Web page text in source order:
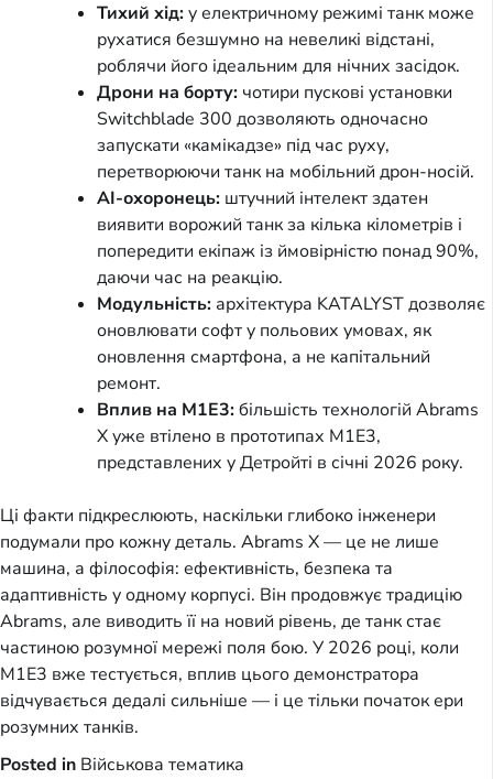
Тихий хід:у електричному режимі танк може
рухатися безшумно на невеликі відстані,
роблячи його ідеальним для нічних засідок.
Дрони на борту: чотири пускові установки
Switchblade 300 дозволяють одночасно
запускати «камікадзе» під час руху,
перетворюючи танк на мобільний дрон-носій.
AI-охоронець: штучний інтелект здатен
виявити ворожий танк за кілька кілометрів і
попередити екіпаж із ймовірністю понад 90%,
даючи час на реакцію.
Модульність: архітектура KATALYST дозволяє
оновлювати софт у польових умовах, як
оновлення смартфона, а не капітальний
ремонт.
Вплив на M1E3:більшість технологій Abrams
X уже втілено в прототипах M1E3,
представлених у Детройті в січні 2026 року.
Ці факти підкреслюють, наскільки глибоко інженери
подумали про кожну деталь. Abrams X — це не лише
машина, а філософія: ефективність, безпека та
адаптивність у одному корпусі. Він продовжує традицію
Abrams, але виводить її на новий рівень, де танк стає
частиною розумної мережі поля бою. У 2026 році, коли
M1E3 вже тестується, вплив цього демонстратора
відчувається дедалі сильніше — і це тільки початок ери
розумних танків.
Posted in Військова тематика